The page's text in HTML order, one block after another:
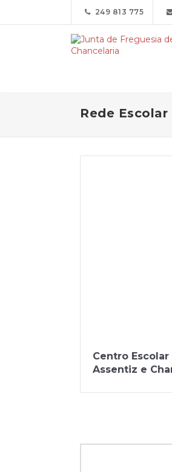
249 813 775
Rede Escolar
Centro Escolar
Assentiz e